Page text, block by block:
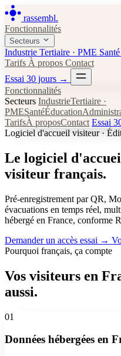
rassembl.
Fonctionnalités
Secteurs
Industrie Tertiaire · PME Santé
Tarifs À propos Contact
Essai 30 jours →
Fonctionnalités
Secteurs IndustrieTertiaire ·
PMESantéÉducation
TarifsÀ proposContact Essai
Logiciel d'accueil visiteur ·
Le logiciel
visiteur français.
Pré-enregistrement par QR,
évacuations en temps réel,
hébergé en France, conforme
Demander un accès essai →
Pourquoi français, ça compte
Vos visiteurs en
aussi.
01
Données hébergées en